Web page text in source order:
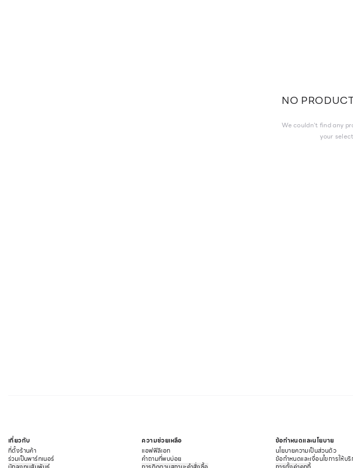
NO
We couldn't find any
your
เกี่ยวกับ
ที่ตั้งร้านค้า
ร่วมเป็นพาร์ทเนอร์
ความช่วยเหลือ
แอฟฟิลิเอท
คำถามที่พบบ่อย
ข้อกำหนดและนโยบาย
นโยบายความเป็นส่วนตัว
ข้อกำหนดและเงื่อนไขการให้บริ